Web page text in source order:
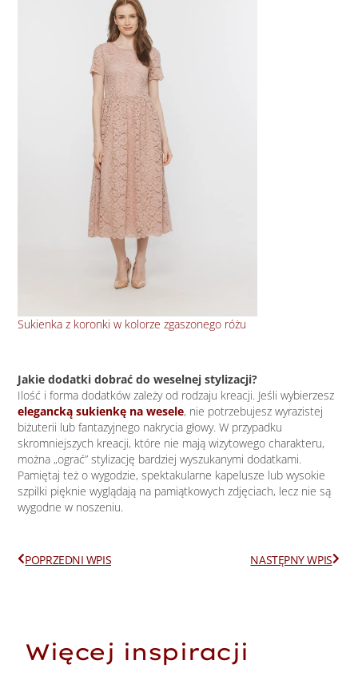
Sukienka z koronki w kolorze zgaszonego różu
Jakie dodatki dobrać do weselnej stylizacji?
Ilość i forma dodatków zależy od rodzaju kreacji. Jeśli wybierzesz
elegancką sukienkę na wesele, nie potrzebujesz wyrazistej
biżuterii lub fantazyjnego nakrycia głowy. W przypadku
skromniejszych kreacji, które nie mają wizytowego charakteru,
można „ograć” stylizację bardziej wyszukanymi dodatkami.
Pamiętaj też o wygodzie, spektakularne kapelusze lub wysokie
szpilki pięknie wyglądają na pamiątkowych zdjęciach, lecz nie są
wygodne w noszeniu.
Prev
POPRZEDNI WPIS NASTĘPNY WPISNext
Więcej inspiracji